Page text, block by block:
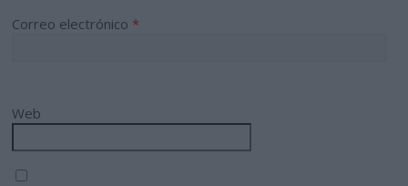
Correo electrónico *
Web